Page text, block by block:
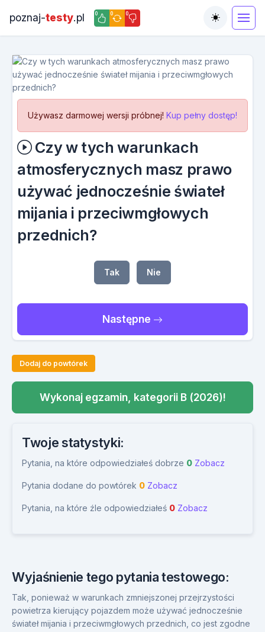
poznaj-testy.pl 0 0 0
Toggle
Używasz darmowej wersji próbnej! Kup pełny dostęp!
Czy w tych warunkach
atmosferycznych masz prawo
używać jednocześnie świateł
mijania i przeciwmgłowych
przednich?
Tak Nie
Następne
Dodaj do powtórek
Wykonaj egzamin, kategorii B (2026)!
Twoje statystyki:
Pytania, na które odpowiedziałeś dobrze 0 Zobacz
Pytania dodane do powtórek 0 Zobacz
Pytania, na które źle odpowiedziałeś 0 Zobacz
Wyjaśnienie tego pytania testowego:
Tak, ponieważ w warunkach zmniejszonej przejrzystości
powietrza kierujący pojazdem może używać jednocześnie
świateł mijania i przeciwmgłowych przednich, co jest zgodne